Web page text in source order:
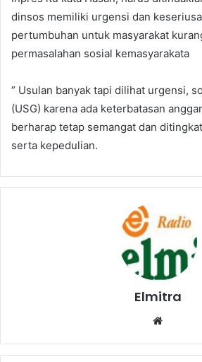
dinsos memiliki urgensi dan
pertumbuhan untuk masyarakat
permasalahan sosial kemasyarakata
” Usulan banyak tapi dilihat urgensi,
(USG) karena ada keterbatasan
berharap tetap semangat dan
serta kepedulian.
Elmitra
Website